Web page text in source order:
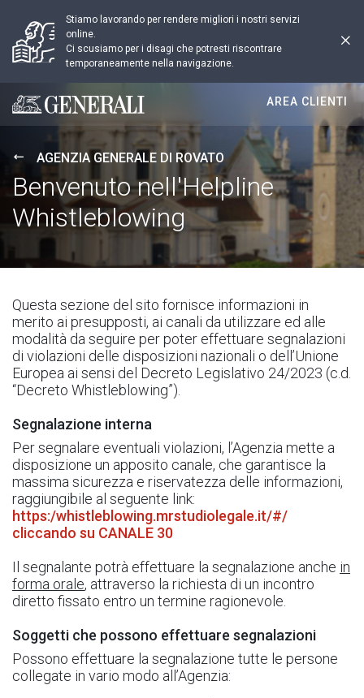
Stiamo lavorando per rendere migliori i nostri servizi
online.
Ci scusiamo per i disagi che potresti riscontrare
temporaneamente nella navigazione.
Generali logo
AREA CLIENTI
AGENZIA GENERALE DI ROVATO
Benvenuto nell'Helpline
Whistleblowing
Questa sezione del sito fornisce informazioni in
merito ai presupposti, ai canali da utilizzare ed alle
modalità da seguire per poter effettuare segnalazioni
di violazioni delle disposizioni nazionali o dell’Unione
Europea ai sensi del Decreto Legislativo 24/2023 (c.d.
“Decreto Whistleblowing”).
Segnalazione interna
Per segnalare eventuali violazioni, l’Agenzia mette a
disposizione un apposito canale, che garantisce la
massima sicurezza e riservatezza delle informazioni,
raggiungibile al seguente link:
https:/whistleblowing.mrstudiolegale.it/#/
cliccando su CANALE 30
Il segnalante potrà effettuare la segnalazione anche in
forma orale, attraverso la richiesta di un incontro
diretto fissato entro un termine ragionevole.
Soggetti che possono effettuare segnalazioni
Possono effettuare la segnalazione tutte le persone
collegate in vario modo all’Agenzia: